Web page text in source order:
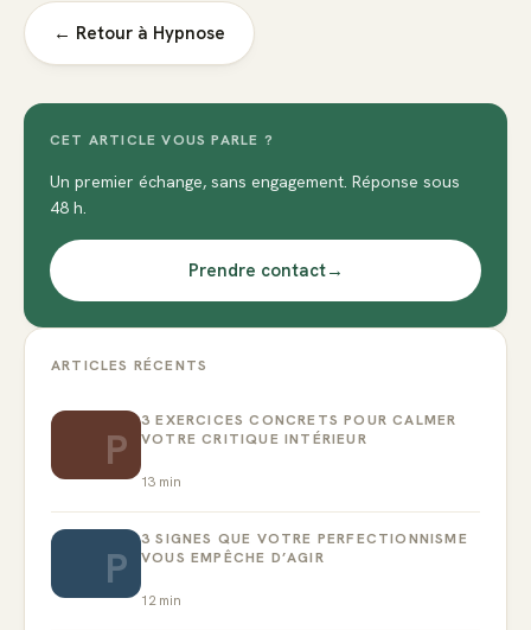
← Retour à Hypnose
CET ARTICLE VOUS PARLE ?
Un premier échange, sans engagement. Réponse sous
48 h.
Prendre contact→
ARTICLES RÉCENTS
P
3 EXERCICES CONCRETS POUR CALMER
VOTRE CRITIQUE INTÉRIEUR
13 min
P
3 SIGNES QUE VOTRE PERFECTIONNISME
VOUS EMPÊCHE D’AGIR
12min